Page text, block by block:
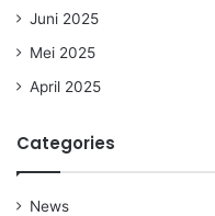
Juni 2025
Mei 2025
April 2025
Categories
News